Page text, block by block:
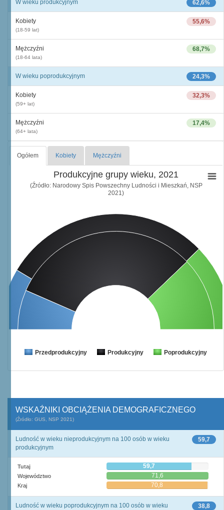
62,6%
W wieku produkcyjnym
55,6%
Kobiety
(18-59 lat)
68,7%
Mężczyźni
(18-64 lata)
24,3%
W wieku poprodukcyjnym
32,3%
Kobiety
(59+ lat)
17,4%
Mężczyźni
(64+ lata)
Ogółem Kobiety Mężczyźni
Produkcyjne grupy wieku, 2021
(Źródło: Narodowy Spis Powszechny Ludności i Mieszkań, NSP
2021)
Przedprodukcyjny Produkcyjny Poprodukcyjny
WSKAŹNIKI OBCIĄŻENIA DEMOGRAFICZNEGO
(Źródło: GUS, NSP 2021)
59,7
Ludność w wieku nieprodukcyjnym na 100 osób w wieku
produkcyjnym
Tutaj 59,7
Województwo 71,6
Kraj 70,8
38,8
Ludność w wieku poprodukcyjnym na 100 osób w wieku